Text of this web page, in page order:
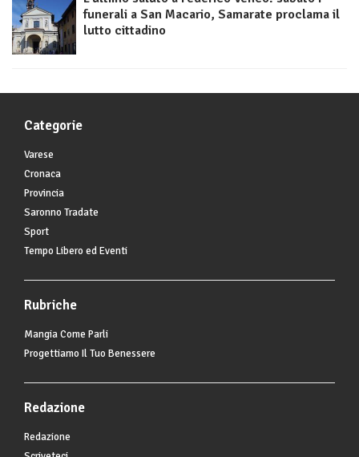
funerali a San Macario, Samarate proclama il
lutto cittadino
Categorie
Varese
Cronaca
Provincia
Saronno Tradate
Sport
Tempo Libero ed Eventi
Rubriche
Mangia Come Parli
Progettiamo Il Tuo Benessere
Redazione
Redazione